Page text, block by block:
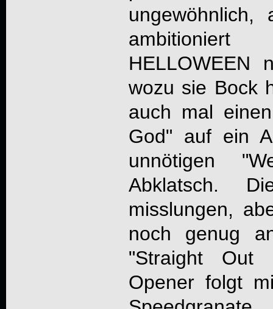
ungewöhnlich,
HELLOWEEN
wozu sie Bock
auch mal
God" auf ein
unnötigen
Abklatsch.
misslungen,
noch genug
"Straight
Opener folgt